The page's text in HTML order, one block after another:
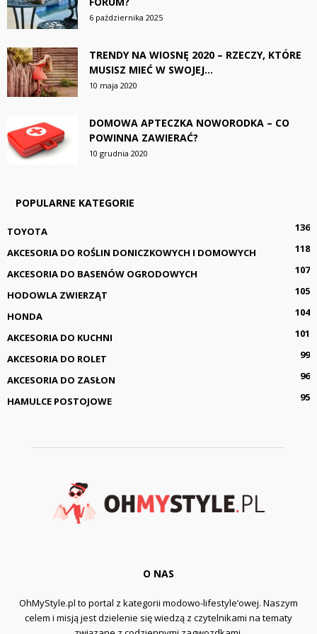
6 października 2025
TRENDY NA WIOSNĘ 2020 – RZECZY, KTÓRE
MUSISZ MIEĆ W SWOJEJ...
10 maja 2020
DOMOWA APTECZKA NOWORODKA – CO
POWINNA ZAWIERAĆ?
10 grudnia 2020
POPULARNE KATEGORIE
TOYOTA
136
AKCESORIA DO ROŚLIN DONICZKOWYCH I DOMOWYCH
118
AKCESORIA DO BASENÓW OGRODOWYCH
107
HODOWLA ZWIERZĄT
105
HONDA
104
AKCESORIA DO KUCHNI
101
AKCESORIA DO ROLET
99
AKCESORIA DO ZASŁON
96
HAMULCE POSTOJOWE
95
O NAS
OhMyStyle.pl to portal z kategorii modowo-lifestyle’owej. Naszym
celem i misją jest dzielenie się wiedzą z czytelnikami na tematy